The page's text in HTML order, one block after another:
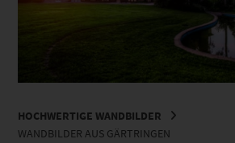
HOCHWERTIGE WANDBILDER
WANDBILDER AUS GÄRTRINGEN